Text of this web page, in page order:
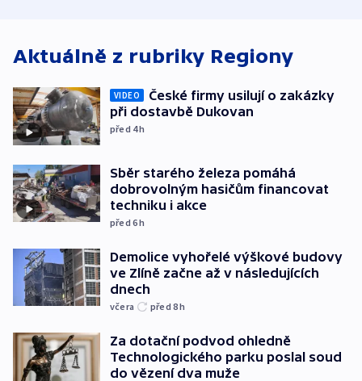
Aktuálně z rubriky Regiony
VIDEO
České firmy usilují o zakázky
při dostavbě Dukovan
před 4h
Sběr starého železa pomáhá
dobrovolným hasičům financovat
techniku i akce
před 6h
Demolice vyhořelé výškové budovy
ve Zlíně začne až v následujících
dnech
včera před 8h
Za dotační podvod ohledně
Technologického parku poslal soud
do vězení dva muže